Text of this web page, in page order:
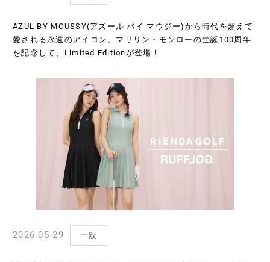
AZUL BY MOUSSY(アズール バイ マウジー)から時代を超えて
愛される永遠のアイコン、マリリン・モンローの生誕100周年
を記念して、Limited Editionが登場！
2026-05-29 一般